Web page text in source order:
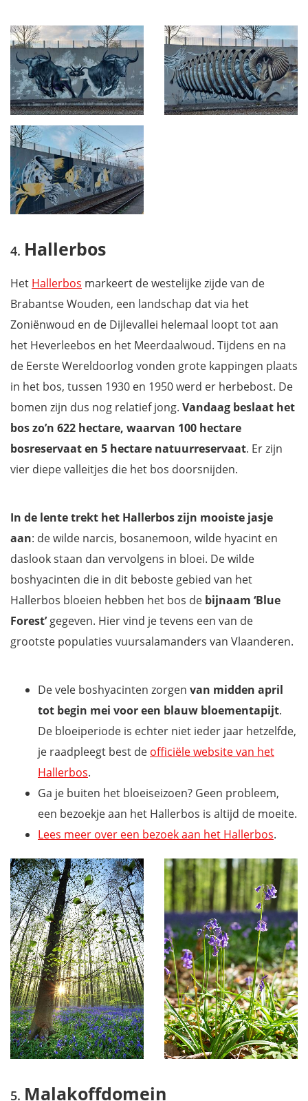
Hallerbos
Het Hallerbos markeert de westelijke zijde van de
Brabantse Wouden, een landschap dat via het
Zoniënwoud en de Dijlevallei helemaal loopt tot aan
het Heverleebos en het Meerdaalwoud. Tijdens en na
de Eerste Wereldoorlog vonden grote kappingen plaats
in het bos, tussen 1930 en 1950 werd er herbebost. De
bomen zijn dus nog relatief jong. Vandaag beslaat het
bos zo’n 622 hectare, waarvan 100 hectare
bosreservaat en 5 hectare natuurreservaat. Er zijn
vier diepe valleitjes die het bos doorsnijden.
In de lente trekt het Hallerbos zijn mooiste jasje
aan: de wilde narcis, bosanemoon, wilde hyacint en
daslook staan dan vervolgens in bloei. De wilde
boshyacinten die in dit beboste gebied van het
Hallerbos bloeien hebben het bos de bijnaam ‘Blue
Forest’gegeven. Hier vind je tevens een van de
grootste populaties vuursalamanders van Vlaanderen.
De vele boshyacinten zorgen van midden april
tot begin mei voor een blauw bloementapijt.
De bloeiperiode is echter niet ieder jaar hetzelfde,
je raadpleegt best de officiële website van het
Hallerbos.
Ga je buiten het bloeiseizoen? Geen probleem,
een bezoekje aan het Hallerbos is altijd de moeite.
Lees meer over een bezoek aan het Hallerbos.
Malakoffdomein